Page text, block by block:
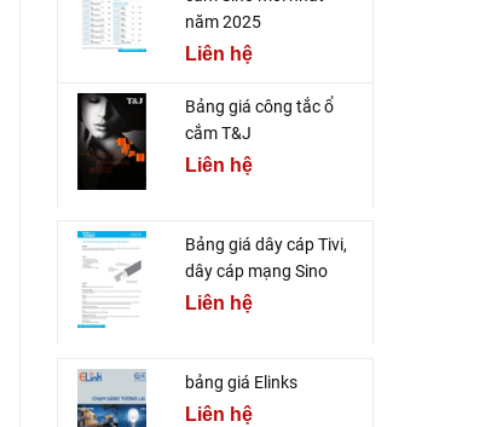
năm 2025
Liên hệ
Bảng giá công tắc ổ
cắm T&J
Liên hệ
Bảng giá dây cáp Tivi,
dây cáp mạng Sino
Liên hệ
bảng giá Elinks
Liên hệ